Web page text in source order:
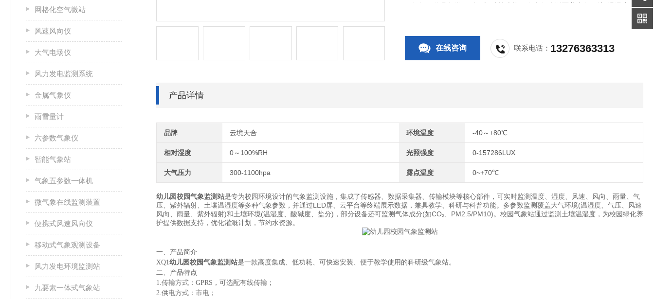
网格化空气微站
风速风向仪
大气电场仪
风力发电监测系统
金属气象仪
雨雪量计
六参数气象仪
智能气象站
气象五参数一体机
微气象在线监测装置
便携式风速风向仪
移动式气象观测设备
风力发电环境监测站
九要素一体式气象站
示数据，兼具教学、科研与科普功能。多参数监测覆盖大气环境(温湿度、气
压、风速风向、雨量、紫外辐射)和土壤环境(温湿度、酸碱度、盐分)，部分设
在线咨询 联系电话： 13276363313
产品详情
品牌 云境天合 环境温度 -40～+80℃
相对湿度 0～100%RH 光照强度 0-157286LUX
大气压力 300-1100hpa 露点温度 0~+70℃
幼儿园校园气象监测站是专为校园环境设计的气象监测设施，集成了传感器、数据采集器、传输模块等核心部件，可实时监测温度、湿度、风速、风向、雨量、气
压、紫外辐射、土壤温湿度等多种气象参数，并通过LED屏、云平台等终端展示数据，兼具教学、科研与科普功能。多参数监测覆盖大气环境(温湿度、气压、风速
风向、雨量、紫外辐射)和土壤环境(温湿度、酸碱度、盐分)，部分设备还可监测气体成分(如CO₂、PM2.5/PM10)。校园气象站通过监测土壤温湿度，为校园绿化养
护提供数据支持，优化灌溉计划，节约水资源。
一、产品简介
XQ1幼儿园校园气象监测站是一款高度集成、低功耗、可快速安装、便于教学使用的科研级气象站。
二、产品特点
1.传输方式：GPRS，可选配有线传输；
2.供电方式：市电；